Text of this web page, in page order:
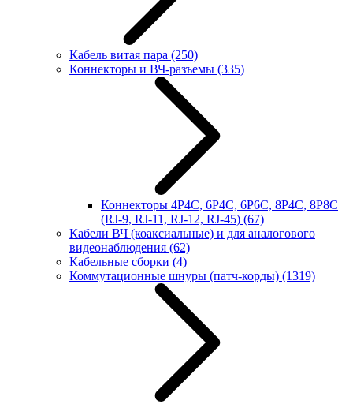
Кабель витая пара (250)
Коннекторы и ВЧ-разъемы (335)
Коннекторы 4P4C, 6P4C, 6P6C, 8P4C, 8P8C
(RJ-9, RJ-11, RJ-12, RJ-45) (67)
Кабели ВЧ (коаксиальные) и для аналогового
видеонаблюдения (62)
Кабельные сборки (4)
Коммутационные шнуры (патч-корды) (1319)